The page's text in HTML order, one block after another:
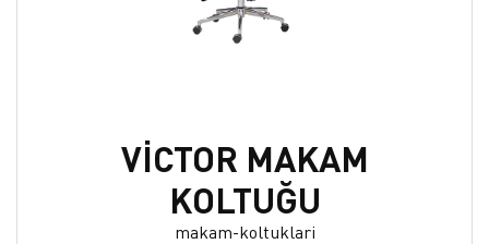
VİCTOR MAKAM
KOLTUĞU
makam-koltuklari